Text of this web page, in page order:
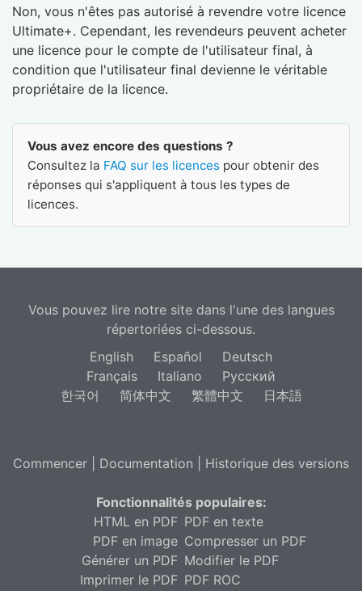
Non, vous n'êtes pas autorisé à revendre votre licence
Ultimate+. Cependant, les revendeurs peuvent acheter
une licence pour le compte de l'utilisateur final, à
condition que l'utilisateur final devienne le véritable
propriétaire de la licence.
Vous avez encore des questions ?
Consultez la FAQ sur les licences pour obtenir des
réponses qui s'appliquent à tous les types de
licences.
Vous pouvez lire notre site dans l'une des langues
répertoriées ci-dessous.
English
Español
Deutsch
Français
Italiano
Русский
한국어
简体中文 繁體中文 日本語
Commencer Documentation Historique des versions
Fonctionnalités populaires:
HTML en PDF
PDF en image
Générer un PDF
Imprimer le PDF
PDF en texte
Compresser un PDF
Modifier le PDF
PDF ROC